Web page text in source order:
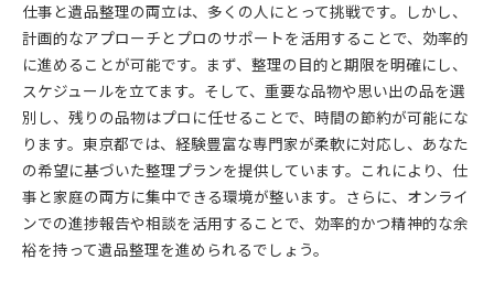
仕事と遺品整理の両立は、多くの人にとって挑戦です。しかし、
計画的なアプローチとプロのサポートを活用することで、効率的
に進めることが可能です。まず、整理の目的と期限を明確にし、
スケジュールを立てます。そして、重要な品物や思い出の品を選
別し、残りの品物はプロに任せることで、時間の節約が可能にな
ります。東京都では、経験豊富な専門家が柔軟に対応し、あなた
の希望に基づいた整理プランを提供しています。これにより、仕
事と家庭の両方に集中できる環境が整います。さらに、オンライ
ンでの進捗報告や相談を活用することで、効率的かつ精神的な余
裕を持って遺品整理を進められるでしょう。